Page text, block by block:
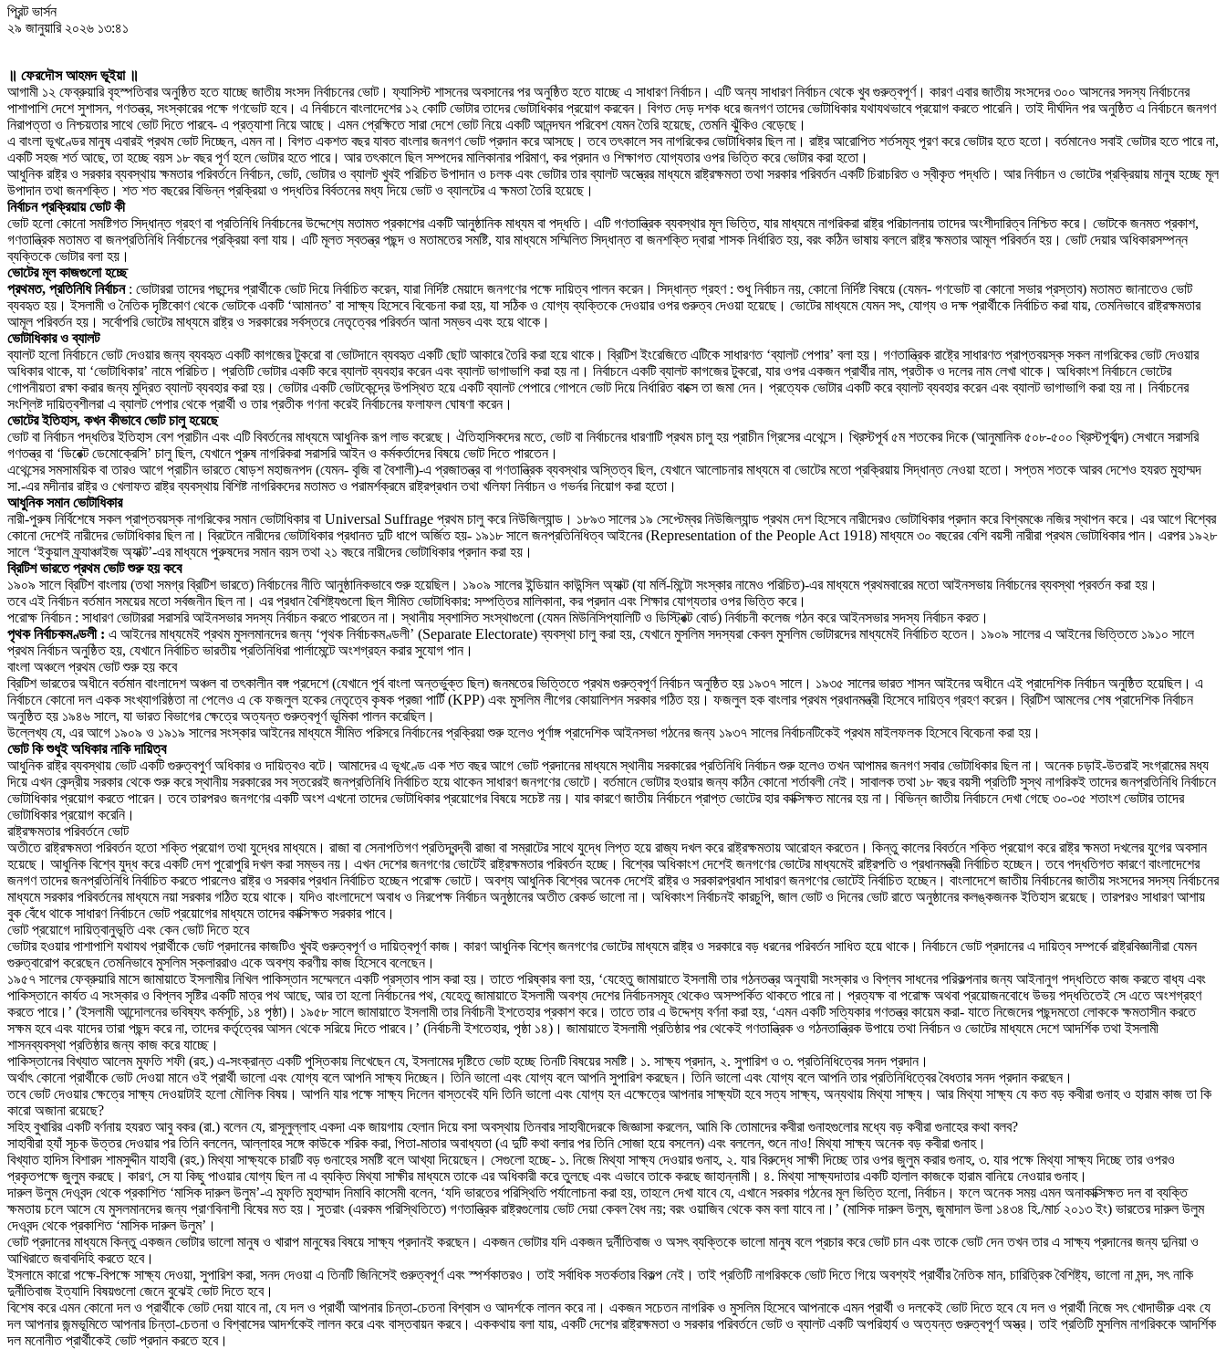
প্রিন্ট ভার্সন
২৯ জানুয়ারি ২০২৬ ১৩:৪১
॥ ফেরদৌস আহমদ ভূইয়া ॥
আগামী ১২ ফেব্রুয়ারি বৃহস্পতিবার অনুষ্ঠিত হতে যাচ্ছে জাতীয় সংসদ নির্বাচনের ভোট। ফ্যাসিস্ট শাসনের অবসানের পর অনুষ্ঠিত হতে যাচ্ছে এ সাধারণ নির্বাচন। এটি অন্য সাধারণ নির্বাচন থেকে খুব গুরুত্বপূর্ণ। কারণ এবার জাতীয় সংসদের ৩০০ আসনের সদস্য নির্বাচনের
পাশাপাশি দেশে সুশাসন, গণতন্ত্র, সংস্কারের পক্ষে গণভোট হবে। এ নির্বাচনে বাংলাদেশের ১২ কোটি ভোটার তাদের ভোটাধিকার প্রয়োগ করবেন। বিগত দেড় দশক ধরে জনগণ তাদের ভোটাধিকার যথাযথভাবে প্রয়োগ করতে পারেনি। তাই দীর্ঘদিন পর অনুষ্ঠিত এ নির্বাচনে জনগণ
নিরাপত্তা ও নিশ্চয়তার সাথে ভোট দিতে পারবে- এ প্রত্যাশা নিয়ে আছে। এমন প্রেক্ষিতে সারা দেশে ভোট নিয়ে একটি আনন্দঘন পরিবেশ যেমন তৈরি হয়েছে, তেমনি ঝুঁকিও বেড়েছে।
এ বাংলা ভূখণ্ডের মানুষ এবারই প্রথম ভোট দিচ্ছেন, এমন না। বিগত একশত বছর যাবত বাংলার জনগণ ভোট প্রদান করে আসছে। তবে তৎকালে সব নাগরিকের ভোটাধিকার ছিল না। রাষ্ট্র আরোপিত শর্তসমূহ পূরণ করে ভোটার হতে হতো। বর্তমানেও সবাই ভোটার হতে পারে না,
একটি সহজ শর্ত আছে, তা হচ্ছে বয়স ১৮ বছর পূর্ণ হলে ভোটার হতে পারে। আর তৎকালে ছিল সম্পদের মালিকানার পরিমাণ, কর প্রদান ও শিক্ষাগত যোগ্যতার ওপর ভিত্তি করে ভোটার করা হতো।
আধুনিক রাষ্ট্র ও সরকার ব্যবস্থায় ক্ষমতার পরিবর্তনে নির্বাচন, ভোট, ভোটার ও ব্যালট খুবই পরিচিত উপাদান ও চলক এবং ভোটার তার ব্যালট অস্ত্রের মাধ্যমে রাষ্ট্রক্ষমতা তথা সরকার পরিবর্তন একটি চিরাচরিত ও স্বীকৃত পদ্ধতি। আর নির্বাচন ও ভোটের প্রক্রিয়ায় মানুষ হচ্ছে মূল
উপাদান তথা জনশক্তি। শত শত বছরের বিভিন্ন প্রক্রিয়া ও পদ্ধতির বির্বতনের মধ্য দিয়ে ভোট ও ব্যালটের এ ক্ষমতা তৈরি হয়েছে।
নির্বাচন প্রক্রিয়ায় ভোট কী
ভোট হলো কোনো সমষ্টিগত সিদ্ধান্ত গ্রহণ বা প্রতিনিধি নির্বাচনের উদ্দেশ্যে মতামত প্রকাশের একটি আনুষ্ঠানিক মাধ্যম বা পদ্ধতি। এটি গণতান্ত্রিক ব্যবস্থার মূল ভিত্তি, যার মাধ্যমে নাগরিকরা রাষ্ট্র পরিচালনায় তাদের অংশীদারিত্ব নিশ্চিত করে। ভোটকে জনমত প্রকাশ,
গণতান্ত্রিক মতামত বা জনপ্রতিনিধি নির্বাচনের প্রক্রিয়া বলা যায়। এটি মূলত স্বতন্ত্র পছন্দ ও মতামতের সমষ্টি, যার মাধ্যমে সম্মিলিত সিদ্ধান্ত বা জনশক্তি দ্বারা শাসক নির্ধারিত হয়, বরং কঠিন ভাষায় বললে রাষ্ট্র ক্ষমতার আমূল পরিবর্তন হয়। ভোট দেয়ার অধিকারসম্পন্ন
ব্যক্তিকে ভোটার বলা হয়।
ভোটের মূল কাজগুলো হচ্ছে
প্রথমত, প্রতিনিধি নির্বাচন: ভোটাররা তাদের পছন্দের প্রার্থীকে ভোট দিয়ে নির্বাচিত করেন, যারা নির্দিষ্ট মেয়াদে জনগণের পক্ষে দায়িত্ব পালন করেন। সিদ্ধান্ত গ্রহণ : শুধু নির্বাচন নয়, কোনো নির্দিষ্ট বিষয়ে (যেমন- গণভোট বা কোনো সভার প্রস্তাব) মতামত জানাতেও ভোট
ব্যবহৃত হয়। ইসলামী ও নৈতিক দৃষ্টিকোণ থেকে ভোটকে একটি ‘আমানত’ বা সাক্ষ্য হিসেবে বিবেচনা করা হয়, যা সঠিক ও যোগ্য ব্যক্তিকে দেওয়ার ওপর গুরুত্ব দেওয়া হয়েছে। ভোটের মাধ্যমে যেমন সৎ, যোগ্য ও দক্ষ প্রার্থীকে নির্বাচিত করা যায়, তেমনিভাবে রাষ্ট্রক্ষমতার
আমূল পরিবর্তন হয়। সর্বোপরি ভোটের মাধ্যমে রাষ্ট্র ও সরকারের সর্বস্তরে নেতৃত্বের পরিবর্তন আনা সম্ভব এবং হয়ে থাকে।
ভোটাধিকার ও ব্যালট
ব্যালট হলো নির্বাচনে ভোট দেওয়ার জন্য ব্যবহৃত একটি কাগজের টুকরো বা ভোটদানে ব্যবহৃত একটি ছোট আকারে তৈরি করা হয়ে থাকে। ব্রিটিশ ইংরেজিতে এটিকে সাধারণত ‘ব্যালট পেপার’ বলা হয়। গণতান্ত্রিক রাষ্ট্রে সাধারণত প্রাপ্তবয়স্ক সকল নাগরিকের ভোট দেওয়ার
অধিকার থাকে, যা ‘ভোটাধিকার’ নামে পরিচিত। প্রতিটি ভোটার একটি করে ব্যালট ব্যবহার করেন এবং ব্যালট ভাগাভাগি করা হয় না। নির্বাচনে একটি ব্যালট কাগজের টুকরো, যার ওপর একজন প্রার্থীর নাম, প্রতীক ও দলের নাম লেখা থাকে। অধিকাংশ নির্বাচনে ভোটের
গোপনীয়তা রক্ষা করার জন্য মুদ্রিত ব্যালট ব্যবহার করা হয়। ভোটার একটি ভোটকেন্দ্রে উপস্থিত হয়ে একটি ব্যালট পেপারে গোপনে ভোট দিয়ে নির্ধারিত বাক্সে তা জমা দেন। প্রত্যেক ভোটার একটি করে ব্যালট ব্যবহার করেন এবং ব্যালট ভাগাভাগি করা হয় না। নির্বাচনের
সংশ্লিষ্ট দায়িত্বশীলরা এ ব্যালট পেপার থেকে প্রার্থী ও তার প্রতীক গণনা করেই নির্বাচনের ফলাফল ঘোষণা করেন।
ভোটের ইতিহাস, কখন কীভাবে ভোট চালু হয়েছে
ভোট বা নির্বাচন পদ্ধতির ইতিহাস বেশ প্রাচীন এবং এটি বিবর্তনের মাধ্যমে আধুনিক রূপ লাভ করেছে। ঐতিহাসিকদের মতে, ভোট বা নির্বাচনের ধারণাটি প্রথম চালু হয় প্রাচীন গ্রিসের এথেন্সে। খ্রিস্টপূর্ব ৫ম শতকের দিকে (আনুমানিক ৫০৮-৫০০ খ্রিস্টপূর্বাব্দ) সেখানে সরাসরি
গণতন্ত্র বা ‘ডিরেক্ট ডেমোক্রেসি’ চালু ছিল, যেখানে পুরুষ নাগরিকরা সরাসরি আইন ও কর্মকর্তাদের বিষয়ে ভোট দিতে পারতেন।
এথেন্সের সমসাময়িক বা তারও আগে প্রাচীন ভারতে ষোড়শ মহাজনপদ (যেমন- বৃজি বা বৈশালী)-এ প্রজাতন্ত্র বা গণতান্ত্রিক ব্যবস্থার অস্তিত্ব ছিল, যেখানে আলোচনার মাধ্যমে বা ভোটের মতো প্রক্রিয়ায় সিদ্ধান্ত নেওয়া হতো। সপ্তম শতকে আরব দেশেও হযরত মুহাম্মদ
সা.-এর মদীনার রাষ্ট্র ও খেলাফত রাষ্ট্র ব্যবস্থায় বিশিষ্ট নাগরিকদের মতামত ও পরামর্শক্রমে রাষ্ট্রপ্রধান তথা খলিফা নির্বাচন ও গভর্নর নিয়োগ করা হতো।
আধুনিক সমান ভোটাধিকার
নারী-পুরুষ নির্বিশেষে সকল প্রাপ্তবয়স্ক নাগরিকের সমান ভোটাধিকার বা Universal Suffrage প্রথম চালু করে নিউজিল্যান্ড। ১৮৯৩ সালের ১৯ সেপ্টেম্বর নিউজিল্যান্ড প্রথম দেশ হিসেবে নারীদেরও ভোটাধিকার প্রদান করে বিশ্বমঞ্চে নজির স্থাপন করে। এর আগে বিশ্বের
কোনো দেশেই নারীদের ভোটাধিকার ছিল না। ব্রিটেনে নারীদের ভোটাধিকার প্রধানত দুটি ধাপে অর্জিত হয়- ১৯১৮ সালে জনপ্রতিনিধিত্ব আইনের (Representation of the People Act 1918) মাধ্যমে ৩০ বছরের বেশি বয়সী নারীরা প্রথম ভোটাধিকার পান। এরপর ১৯২৮
সালে ‘ইকুয়াল ফ্র্যাঞ্চাইজ অ্যাক্ট’-এর মাধ্যমে পুরুষদের সমান বয়স তথা ২১ বছরে নারীদের ভোটাধিকার প্রদান করা হয়।
ব্রিটিশ ভারতে প্রথম ভোট শুরু হয় কবে
১৯০৯ সালে ব্রিটিশ বাংলায় (তথা সমগ্র ব্রিটিশ ভারতে) নির্বাচনের নীতি আনুষ্ঠানিকভাবে শুরু হয়েছিল। ১৯০৯ সালের ইন্ডিয়ান কাউন্সিল অ্যাক্ট (যা মর্লি-মিন্টো সংস্কার নামেও পরিচিত)-এর মাধ্যমে প্রথমবারের মতো আইনসভায় নির্বাচনের ব্যবস্থা প্রবর্তন করা হয়।
তবে এই নির্বাচন বর্তমান সময়ের মতো সর্বজনীন ছিল না। এর প্রধান বৈশিষ্ট্যগুলো ছিল সীমিত ভোটাধিকার: সম্পত্তির মালিকানা, কর প্রদান এবং শিক্ষার যোগ্যতার ওপর ভিত্তি করে।
পরোক্ষ নির্বাচন : সাধারণ ভোটাররা সরাসরি আইনসভার সদস্য নির্বাচন করতে পারতেন না। স্থানীয় স্বশাসিত সংস্থাগুলো (যেমন মিউনিসিপ্যালিটি ও ডিস্ট্রিক্ট বোর্ড) নির্বাচনী কলেজ গঠন করে আইনসভার সদস্য নির্বাচন করত।
পৃথক নির্বাচকমণ্ডলী : এ আইনের মাধ্যমেই প্রথম মুসলমানদের জন্য ‘পৃথক নির্বাচকমণ্ডলী’ (Separate Electorate) ব্যবস্থা চালু করা হয়, যেখানে মুসলিম সদস্যরা কেবল মুসলিম ভোটারদের মাধ্যমেই নির্বাচিত হতেন। ১৯০৯ সালের এ আইনের ভিত্তিতে ১৯১০ সালে
প্রথম নির্বাচন অনুষ্ঠিত হয়, যেখানে নির্বাচিত ভারতীয় প্রতিনিধিরা পার্লামেন্টে অংশগ্রহন করার সুযোগ পান।
বাংলা অঞ্চলে প্রথম ভোট শুরু হয় কবে
ব্রিটিশ ভারতের অধীনে বর্তমান বাংলাদেশ অঞ্চল বা তৎকালীন বঙ্গ প্রদেশে (যেখানে পূর্ব বাংলা অন্তর্ভুক্ত ছিল) জনমতের ভিত্তিতে প্রথম গুরুত্বপূর্ণ নির্বাচন অনুষ্ঠিত হয় ১৯৩৭ সালে। ১৯৩৫ সালের ভারত শাসন আইনের অধীনে এই প্রাদেশিক নির্বাচন অনুষ্ঠিত হয়েছিল। এ
নির্বাচনে কোনো দল একক সংখ্যাগরিষ্ঠতা না পেলেও এ কে ফজলুল হকের নেতৃত্বে কৃষক প্রজা পার্টি (KPP) এবং মুসলিম লীগের কোয়ালিশন সরকার গঠিত হয়। ফজলুল হক বাংলার প্রথম প্রধানমন্ত্রী হিসেবে দায়িত্ব গ্রহণ করেন। ব্রিটিশ আমলের শেষ প্রাদেশিক নির্বাচন
অনুষ্ঠিত হয় ১৯৪৬ সালে, যা ভারত বিভাগের ক্ষেত্রে অত্যন্ত গুরুত্বপূর্ণ ভূমিকা পালন করেছিল।
উল্লেখ্য যে, এর আগে ১৯০৯ ও ১৯১৯ সালের সংস্কার আইনের মাধ্যমে সীমিত পরিসরে নির্বাচনের প্রক্রিয়া শুরু হলেও পূর্ণাঙ্গ প্রাদেশিক আইনসভা গঠনের জন্য ১৯৩৭ সালের নির্বাচনটিকেই প্রথম মাইলফলক হিসেবে বিবেচনা করা হয়।
ভোট কি শুধুই অধিকার নাকি দায়িত্ব
আধুনিক রাষ্ট্র ব্যবস্থায় ভোট একটি গুরুত্বপুর্ণ অধিকার ও দায়িত্বও বটে। আমাদের এ ভূখণ্ডে এক শত বছর আগে ভোট প্রদানের মাধ্যমে স্থানীয় সরকারের প্রতিনিধি নির্বাচন শুরু হলেও তখন আপামর জনগণ সবার ভোটাধিকার ছিল না। অনেক চড়াই-উতরাই সংগ্রামের মধ্য
দিয়ে এখন কেন্দ্রীয় সরকার থেকে শুরু করে স্থানীয় সরকারের সব স্তরেরই জনপ্রতিনিধি নির্বাচিত হয়ে থাকেন সাধারণ জনগণের ভোটে। বর্তমানে ভোটার হওয়ার জন্য কঠিন কোনো শর্তাবলী নেই। সাবালক তথা ১৮ বছর বয়সী প্রতিটি সুস্থ নাগরিকই তাদের জনপ্রতিনিধি নির্বাচনে
ভোটাধিকার প্রয়োগ করতে পারেন। তবে তারপরও জনগণের একটি অংশ এখনো তাদের ভোটাধিকার প্রয়োগের বিষয়ে সচেষ্ট নয়। যার কারণে জাতীয় নির্বাচনে প্রাপ্ত ভোটের হার কাক্সিক্ষত মানের হয় না। বিভিন্ন জাতীয় নির্বাচনে দেখা গেছে ৩০-৩৫ শতাংশ ভোটার তাদের
ভোটাধিকার প্রয়োগ করেনি।
রাষ্ট্রক্ষমতার পরিবর্তনে ভোট
অতীতে রাষ্ট্রক্ষমতা পরিবর্তন হতো শক্তি প্রয়োগ তথা যুদ্ধের মাধ্যমে। রাজা বা সেনাপতিগণ প্রতিদ্বন্দ্বী রাজা বা সম্রাটের সাথে যুদ্ধে লিপ্ত হয়ে রাজ্য দখল করে রাষ্ট্রক্ষমতায় আরোহন করতেন। কিন্তু কালের বিবর্তনে শক্তি প্রয়োগ করে রাষ্ট্র ক্ষমতা দখলের যুগের অবসান
হয়েছে। আধুনিক বিশ্বে যুদ্ধ করে একটি দেশ পুরোপুরি দখল করা সম্ভব নয়। এখন দেশের জনগণের ভোটেই রাষ্ট্রক্ষমতার পরিবর্তন হচ্ছে। বিশ্বের অধিকাংশ দেশেই জনগণের ভোটের মাধ্যমেই রাষ্ট্রপতি ও প্রধানমন্ত্রী নির্বাচিত হচ্ছেন। তবে পদ্ধতিগত কারণে বাংলাদেশের
জনগণ তাদের জনপ্রতিনিধি নির্বাচিত করতে পারলেও রাষ্ট্র ও সরকার প্রধান নির্বাচিত হচ্ছেন পরোক্ষ ভোটে। অবশ্য আধুনিক বিশ্বের অনেক দেশেই রাষ্ট্র ও সরকারপ্রধান সাধারণ জনগণের ভোটেই নির্বাচিত হচ্ছেন। বাংলাদেশে জাতীয় নির্বাচনের জাতীয় সংসদের সদস্য নির্বাচনের
মাধ্যমে সরকার পরিবর্তনের মাধ্যমে নয়া সরকার গঠিত হয়ে থাকে। যদিও বাংলাদেশে অবাধ ও নিরপেক্ষ নির্বাচন অনুষ্ঠানের অতীত রেকর্ড ভালো না। অধিকাংশ নির্বাচনই কারচুপি, জাল ভোট ও দিনের ভোট রাতে অনুষ্ঠানের কলঙ্কজনক ইতিহাস রয়েছে। তারপরও সাধারণ আশায়
বুক বেঁধে থাকে সাধারণ নির্বাচনে ভোট প্রয়োগের মাধ্যমে তাদের কাক্সিক্ষত সরকার পাবে।
ভোট প্রয়োগে দায়িত্বানুভূতি এবং কেন ভোট দিতে হবে
ভোটার হওয়ার পাশাপাশি যথাযথ প্রার্থীকে ভোট প্রদানের কাজটিও খুবই গুরুত্বপূর্ণ ও দায়িত্বপূর্ণ কাজ। কারণ আধুনিক বিশ্বে জনগণের ভোটের মাধ্যমে রাষ্ট্র ও সরকারে বড় ধরনের পরিবর্তন সাধিত হয়ে থাকে। নির্বাচনে ভোট প্রদানের এ দায়িত্ব সম্পর্কে রাষ্ট্রবিজ্ঞানীরা যেমন
গুরুত্বারোপ করেছেন তেমনিভাবে মুসলিম স্কলাররাও একে অবশ্য করণীয় কাজ হিসেবে বলেছেন।
১৯৫৭ সালের ফেব্রুয়ারি মাসে জামায়াতে ইসলামীর নিখিল পাকিস্তান সম্মেলনে একটি প্রস্তাব পাস করা হয়। তাতে পরিষ্কার বলা হয়, ‘যেহেতু জামায়াতে ইসলামী তার গঠনতন্ত্র অনুযায়ী সংস্কার ও বিপ্লব সাধনের পরিকল্পনার জন্য আইনানুগ পদ্ধতিতে কাজ করতে বাধ্য এবং
পাকিস্তানে কার্যত এ সংস্কার ও বিপ্লব সৃষ্টির একটি মাত্র পথ আছে, আর তা হলো নির্বাচনের পথ, যেহেতু জামায়াতে ইসলামী অবশ্য দেশের নির্বাচনসমূহ থেকেও অসম্পর্কিত থাকতে পারে না। প্রত্যক্ষ বা পরোক্ষ অথবা প্রয়োজনবোধে উভয় পদ্ধতিতেই সে এতে অংশগ্রহণ
করতে পারে।’ (ইসলামী আন্দোলনের ভবিষ্যৎ কর্মসূচি, ১৪ পৃষ্ঠা)। ১৯৫৮ সালে জামায়াতে ইসলামী তার নির্বাচনী ইশতেহার প্রকাশ করে। তাতে তার এ উদ্দেশ্য বর্ণনা করা হয়, ‘এমন একটি সত্যিকার গণতন্ত্র কায়েম করা- যাতে নিজেদের পছন্দমতো লোককে ক্ষমতাসীন করতে
সক্ষম হবে এবং যাদের তারা পছন্দ করে না, তাদের কর্তৃত্বের আসন থেকে সরিয়ে দিতে পারবে।’ (নির্বাচনী ইশতেহার, পৃষ্ঠা ১৪)। জামায়াতে ইসলামী প্রতিষ্ঠার পর থেকেই গণতান্ত্রিক ও গঠনতান্ত্রিক উপায়ে তথা নির্বাচন ও ভোটের মাধ্যমে দেশে আদর্শিক তথা ইসলামী
শাসনব্যবস্থা প্রতিষ্ঠার জন্য কাজ করে যাচ্ছে।
পাকিস্তানের বিখ্যাত আলেম মুফতি শফী (রহ.) এ-সংক্রান্ত একটি পুস্তিকায় লিখেছেন যে, ইসলামের দৃষ্টিতে ভোট হচ্ছে তিনটি বিষয়ের সমষ্টি। ১. সাক্ষ্য প্রদান, ২. সুপারিশ ও ৩. প্রতিনিধিত্বের সনদ প্রদান।
অর্থাৎ কোনো প্রার্থীকে ভোট দেওয়া মানে ওই প্রার্থী ভালো এবং যোগ্য বলে আপনি সাক্ষ্য দিচ্ছেন। তিনি ভালো এবং যোগ্য বলে আপনি সুপারিশ করছেন। তিনি ভালো এবং যোগ্য বলে আপনি তার প্রতিনিধিত্বের বৈধতার সনদ প্রদান করছেন।
তবে ভোট দেওয়ার ক্ষেত্রে সাক্ষ্য দেওয়াটাই হলো মৌলিক বিষয়। আপনি যার পক্ষে সাক্ষ্য দিলেন বাস্তবেই যদি তিনি ভালো এবং যোগ্য হন এক্ষেত্রে আপনার সাক্ষ্যটা হবে সত্য সাক্ষ্য, অন্যথায় মিথ্যা সাক্ষ্য। আর মিথ্যা সাক্ষ্য যে কত বড় কবীরা গুনাহ ও হারাম কাজ তা কি
কারো অজানা রয়েছে?
সহিহ বুখারির একটি বর্ণনায় হযরত আবু বকর (রা.) বলেন যে, রাসূলুল্লাহ একদা এক জায়গায় হেলান দিয়ে বসা অবস্থায় তিনবার সাহাবীদেরকে জিজ্ঞাসা করলেন, আমি কি তোমাদের কবীরা গুনাহগুলোর মধ্যে বড় কবীরা গুনাহের কথা বলব?
সাহাবীরা হ্যাঁ সূচক উত্তর দেওয়ার পর তিনি বললেন, আল্লাহর সঙ্গে কাউকে শরিক করা, পিতা-মাতার অবাধ্যতা (এ দুটি কথা বলার পর তিনি সোজা হয়ে বসলেন) এবং বললেন, শুনে নাও! মিথ্যা সাক্ষ্য অনেক বড় কবীরা গুনাহ।
বিখ্যাত হাদিস বিশারদ শামসুদ্দীন যাহাবী (রহ.) মিথ্যা সাক্ষ্যকে চারটি বড় গুনাহের সমষ্টি বলে আখ্যা দিয়েছেন। সেগুলো হচ্ছে- ১. নিজে মিথ্যা সাক্ষ্য দেওয়ার গুনাহ, ২. যার বিরুদ্ধে সাক্ষী দিচ্ছে তার ওপর জুলুম করার গুনাহ, ৩. যার পক্ষে মিথ্যা সাক্ষ্য দিচ্ছে তার ওপরও
প্রকৃতপক্ষে জুলুম করছে। কারণ, সে যা কিছু পাওয়ার যোগ্য ছিল না এ ব্যক্তি মিথ্যা সাক্ষীর মাধ্যমে তাকে এর অধিকারী করে তুলছে এবং এভাবে তাকে করছে জাহান্নামী। ৪. মিথ্যা সাক্ষ্যদাতার একটি হালাল কাজকে হারাম বানিয়ে নেওয়ার গুনাহ।
দারুল উলুম দেওবন্দ থেকে প্রকাশিত ‘মাসিক দারুল উলুম’-এ মুফতি মুহাম্মাদ নিমাবি কাসেমী বলেন, ‘যদি ভারতের পরিস্থিতি পর্যালোচনা করা হয়, তাহলে দেখা যাবে যে, এখানে সরকার গঠনের মূল ভিত্তি হলো, নির্বাচন। ফলে অনেক সময় এমন অনাকাক্সিক্ষত দল বা ব্যক্তি
ক্ষমতায় চলে আসে যে মুসলমানদের জন্য প্রাণবিনাশী বিষের মত হয়। সুতরাং (এরকম পরিস্থিতিতে) গণতান্ত্রিক রাষ্ট্রগুলোয় ভোট দেয়া কেবল বৈধ নয়; বরং ওয়াজিব থেকে কম বলা যাবে না।’ (মাসিক দারুল উলুম, জুমাদাল উলা ১৪৩৪ হি./মার্চ ২০১৩ ইং) ভারতের দারুল উলুম
দেওবন্দ থেকে প্রকাশিত ‘মাসিক দারুল উলুম’।
ভোট প্রদানের মাধ্যমে কিন্তু একজন ভোটার ভালো মানুষ ও খারাপ মানুষের বিষয়ে সাক্ষ্য প্রদানই করছেন। একজন ভোটার যদি একজন দুর্নীতিবাজ ও অসৎ ব্যক্তিকে ভালো মানুষ বলে প্রচার করে ভোট চান এবং তাকে ভোট দেন তখন তার এ সাক্ষ্য প্রদানের জন্য দুনিয়া ও
আখিরাতে জবাবদিহি করতে হবে।
ইসলামে কারো পক্ষে-বিপক্ষে সাক্ষ্য দেওয়া, সুপারিশ করা, সনদ দেওয়া এ তিনটি জিনিসেই গুরুত্বপূর্ণ এবং স্পর্শকাতরও। তাই সর্বাধিক সতর্কতার বিকল্প নেই। তাই প্রতিটি নাগরিককে ভোট দিতে গিয়ে অবশ্যই প্রার্থীর নৈতিক মান, চারিত্রিক বৈশিষ্ট্য, ভালো না মন্দ, সৎ নাকি
দুর্নীতিবাজ ইত্যাদি বিষয়গুলো জেনে বুঝেই ভোট দিতে হবে।
বিশেষ করে এমন কোনো দল ও প্রার্থীকে ভোট দেয়া যাবে না, যে দল ও প্রার্থী আপনার চিন্তা-চেতনা বিশ্বাস ও আদর্শকে লালন করে না। একজন সচেতন নাগরিক ও মুসলিম হিসেবে আপনাকে এমন প্রার্থী ও দলকেই ভোট দিতে হবে যে দল ও প্রার্থী নিজে সৎ খোদাভীরু এবং যে
দল আপনার জন্মভূমিতে আপনার চিন্তা-চেতনা ও বিশ্বাসের আদর্শকেই লালন করে এবং বাস্তবায়ন করবে। এককথায় বলা যায়, একটি দেশের রাষ্ট্রক্ষমতা ও সরকার পরিবর্তনে ভোট ও ব্যালট একটি অপরিহার্য ও অত্যন্ত গুরুত্বপূর্ণ অস্ত্র। তাই প্রতিটি মুসলিম নাগরিককে আদর্শিক
দল মনোনীত প্রার্থীকেই ভোট প্রদান করতে হবে।